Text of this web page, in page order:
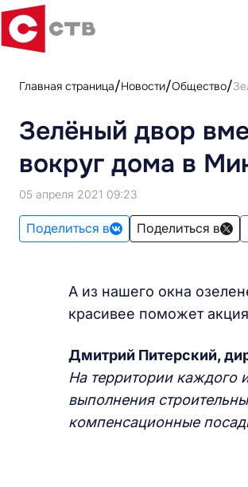
Главная страница Новости Общество
Зелёный двор
вокруг дома в
05 апреля 2021 09:23
Поделиться в Поделиться в
А из нашего окна
красивее поможет
Дмитрий Питерский,
На территории каждого
выполнения
компенсационные